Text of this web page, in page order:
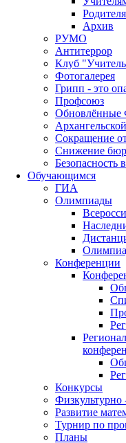
Архив
РУМО
Антитеррор
Клуб
Фотогалерея
Грипп - это
Профсоюз
Сокращение
Снижение
Безопасность
Обучающимся
ГИА
Олимпиады
Конференции
Конкурсы
Физкультурно
Развитие
Турнир по
Планы